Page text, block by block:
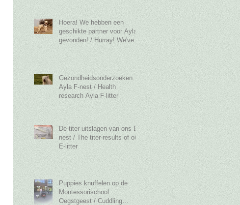
Hoera! We hebben een
geschikte partner voor Ayla
gevonden! / Hurray! We've
found a suitable part
Gezondheidsonderzoeken
Ayla F-nest / Health
research Ayla F-litter
De titer-uitslagen van ons E-
nest / The titer-results of out
E-litter
Puppies knuffelen op de
Montessorischool
Oegstgeest / Cuddling